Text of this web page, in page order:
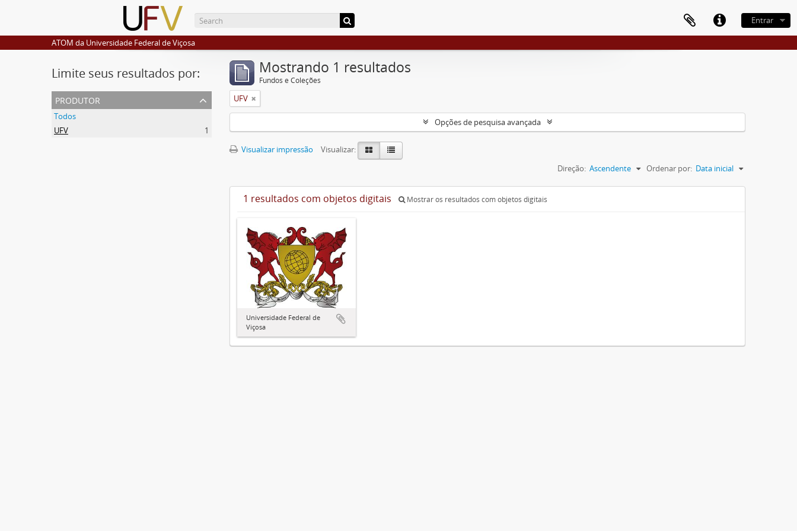
Entrar
ATOM da Universidade Federal de Viçosa
Limite seus resultados por:
produtor
Todos
UFV
1
Mostrando 1 resultados
Fundos e Coleções
UFV
Opções de pesquisa avançada
Visualizar impressão
Visualizar:
Ordenar por: Data inicial
Direção: Ascendente
1 resultados com objetos digitais Mostrar os resultados com objetos digitais
Universidade Federal de
Viçosa